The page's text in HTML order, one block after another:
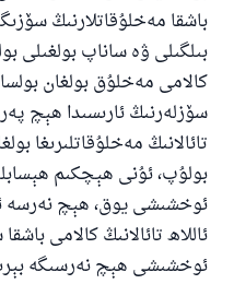
باشقا مەخلۇقاتلارنىڭ
بىلگىلى ۋە ساناپ بولغىلى
كالامى مەخلۇق بولغان
سۆزلەرنىڭ ئارىسىدا ھېچ
تائالانىڭ مەخلۇقاتلىرىغا
بولۇپ، ئۇنى ھېچكىم
ئوخشىشى يوق، ھېچ نەرسە
ئاللاھ تائالانىڭ كالامى
ئوخشىشى ھېچ نەرسىگە